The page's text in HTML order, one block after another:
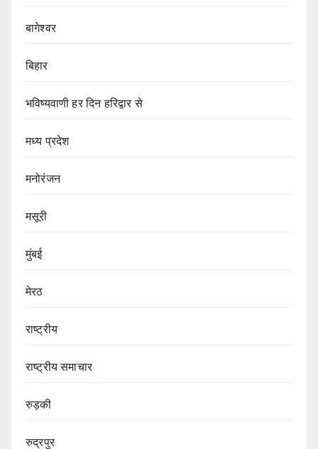
बागेश्वर
बिहार
भविष्यवाणी हर दिन हरिद्वार से
मध्य प्रदेश
मनोरंजन
मसूरी
मुंबई
मेरठ
राष्ट्रीय
राष्ट्रीय समाचार
रुड़की
रुद्रपुर